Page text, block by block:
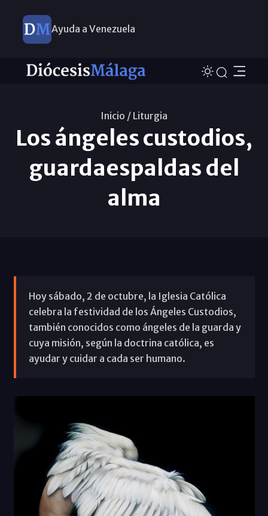
Ayuda a Venezuela
Inicio / Liturgia
Los ángeles custodios,
guardaespaldas del
alma
Hoy sábado, 2 de octubre, la Iglesia Católica
celebra la festividad de los Ángeles Custodios,
también conocidos como ángeles de la guarda y
cuya misión, según la doctrina católica, es
ayudar y cuidar a cada ser humano.